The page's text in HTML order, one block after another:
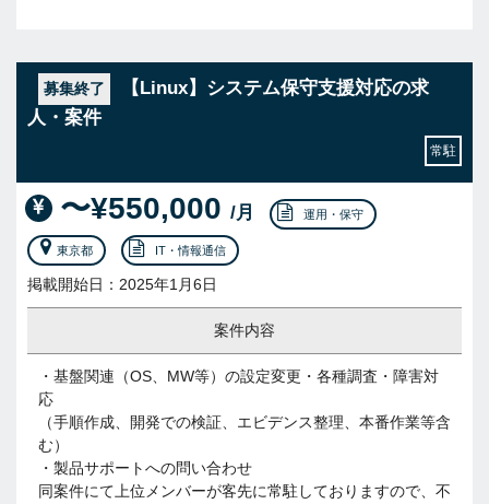
募集終了
【Linux】システム保守支援対応の求
人・案件
常駐
〜¥550,000 /月 運用・保守
東京都 IT・情報通信
掲載開始日：2025年1月6日
案件内容
・基盤関連（OS、MW等）の設定変更・各種調査・障害対
応
（手順作成、開発での検証、エビデンス整理、本番作業等含
む）
・製品サポートへの問い合わせ
同案件にて上位メンバーが客先に常駐しておりますので、不